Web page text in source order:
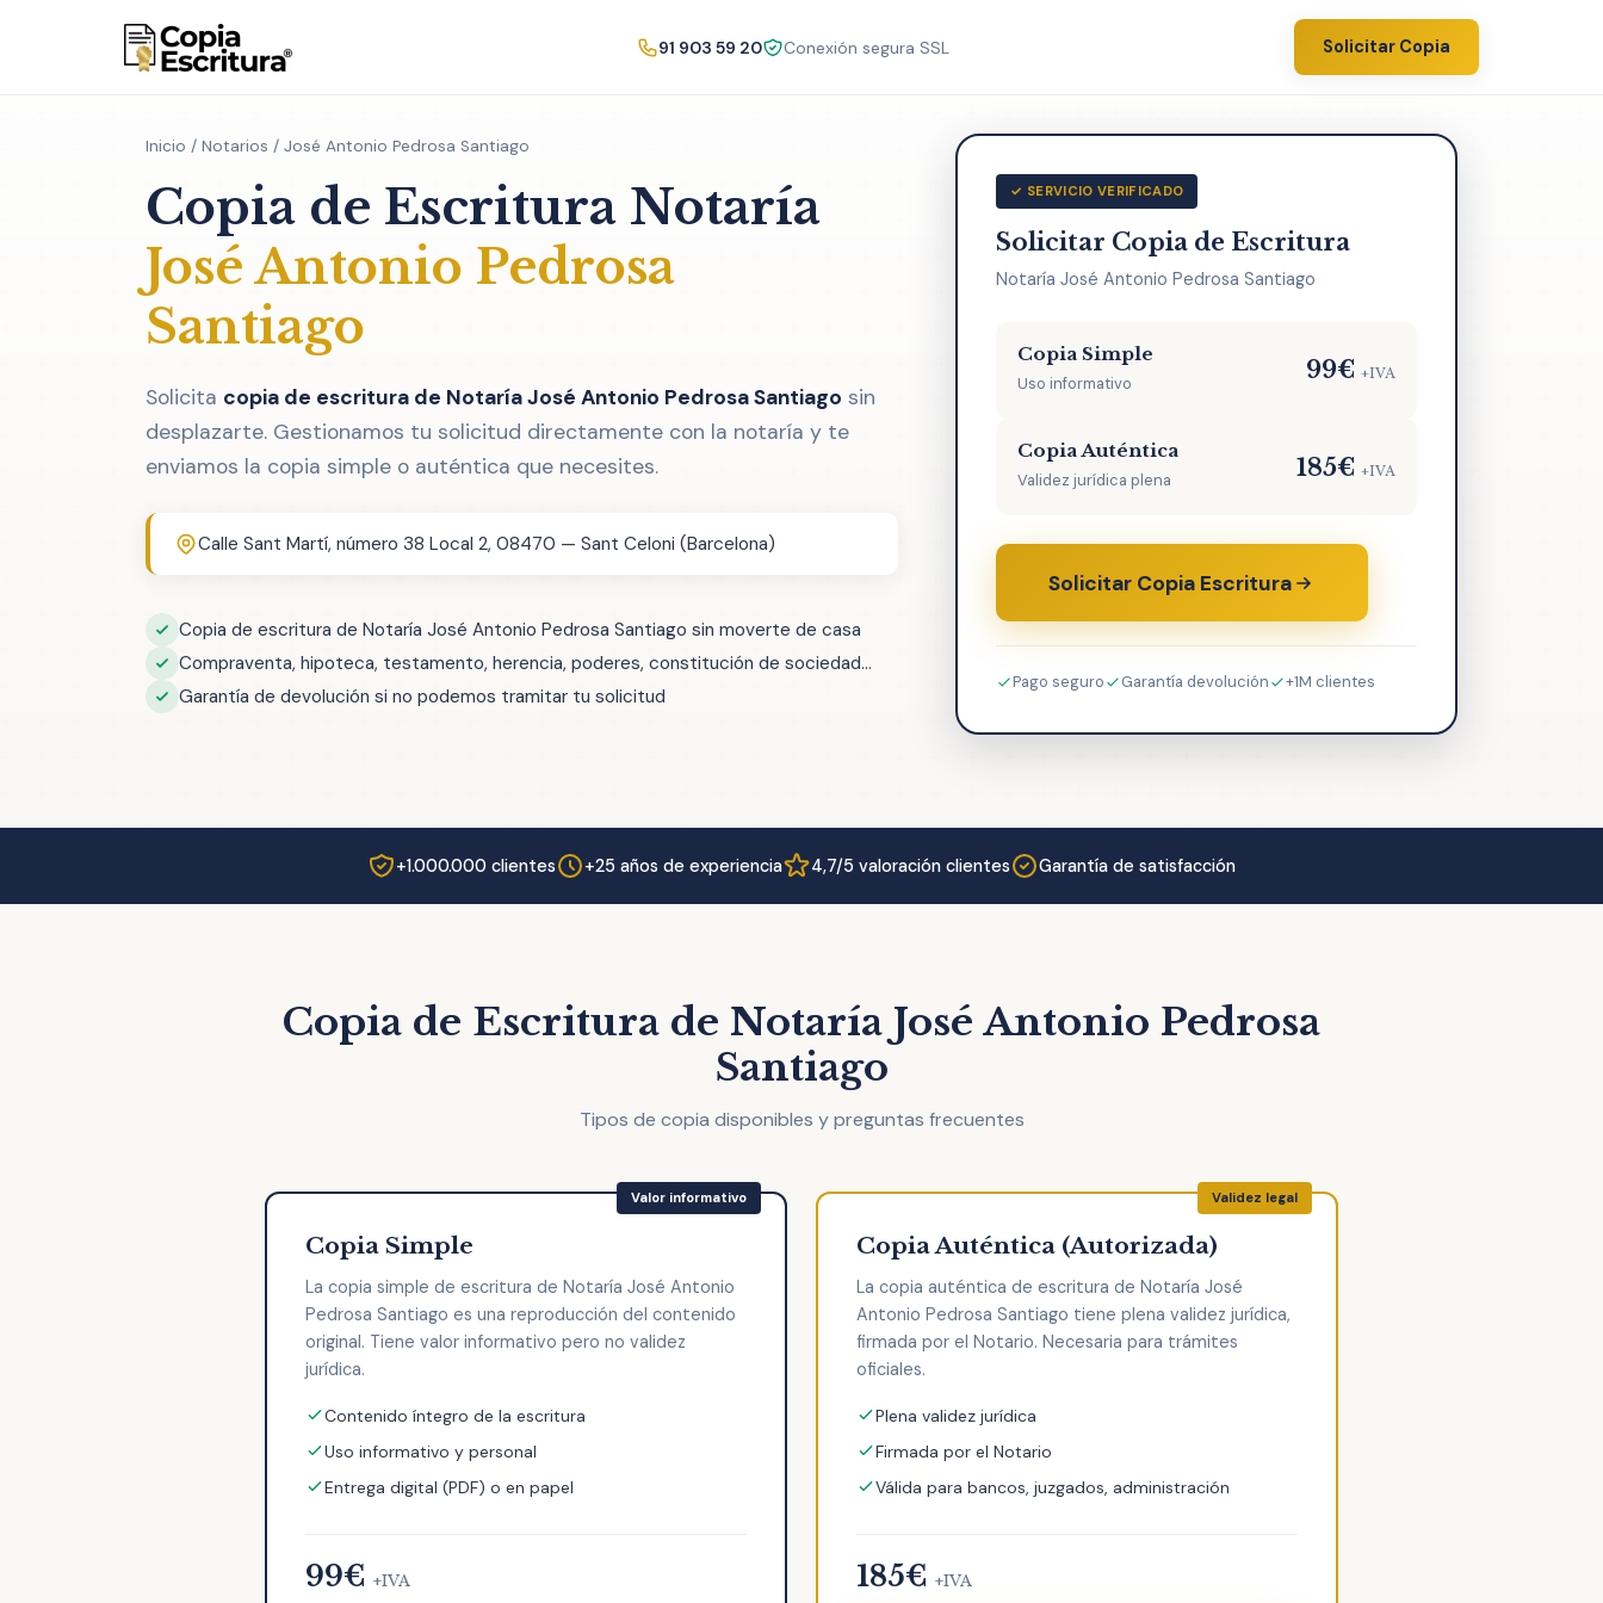
91 903 59 20 Conexión segura SSL Solicitar Copia
Inicio / Notarios / José Antonio Pedrosa Santiago
Copia de Escritura Notaría
José Antonio Pedrosa
Santiago
Solicita copia de escritura de Notaría José Antonio Pedrosa Santiago sin
desplazarte. Gestionamos tu solicitud directamente con la notaría y te
enviamos la copia simple o auténtica que necesites.
Calle Sant Martí, número 38 Local 2, 08470 — Sant Celoni (Barcelona)
Copia de escritura de Notaría José Antonio Pedrosa Santiago sin moverte de casa
Compraventa, hipoteca, testamento, herencia, poderes, constitución de sociedad...
Garantía de devolución si no podemos tramitar tu solicitud
✓ SERVICIO VERIFICADO
Solicitar Copia de Escritura
Notaría José Antonio Pedrosa Santiago
Copia Simple
Uso informativo 99€ +IVA
Copia Auténtica
Validez jurídica plena 185€ +IVA
Solicitar Copia Escritura
Pago seguro Garantía devolución +1M clientes
+1.000.000 clientes +25 años de experiencia 4,7/5 valoración clientes Garantía de satisfacción
Copia de Escritura de Notaría José Antonio Pedrosa
Santiago
Tipos de copia disponibles y preguntas frecuentes
Copia Simple
La copia simple de escritura de Notaría José Antonio
Pedrosa Santiago es una reproducción del contenido
original. Tiene valor informativo pero no validez
jurídica.
Contenido íntegro de la escritura
Uso informativo y personal
Entrega digital (PDF) o en papel
99€ +IVA
Copia Auténtica (Autorizada)
La copia auténtica de escritura de Notaría José
Antonio Pedrosa Santiago tiene plena validez jurídica,
firmada por el Notario. Necesaria para trámites
oficiales.
Plena validez jurídica
Firmada por el Notario
Válida para bancos, juzgados, administración
185€ +IVA